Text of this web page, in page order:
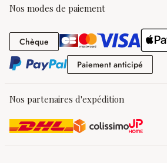
Nos modes de paiement
Chèque Chèque
Paiement anticipé
Nos partenaires d'expédition